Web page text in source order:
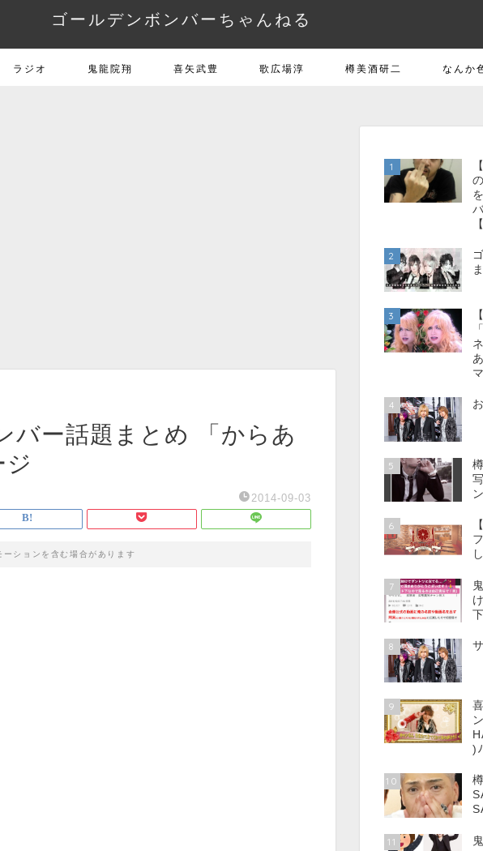
ゴールデンボンバーちゃんねる
ラジオ 鬼龍院翔 喜矢武豊 歌広場淳 樽美酒研二 なんか
バー話題まとめ 「からあ
2014-09-03
ーションを含む場合があります
1
2
3
4
5
6
7
8
9
)
10
11